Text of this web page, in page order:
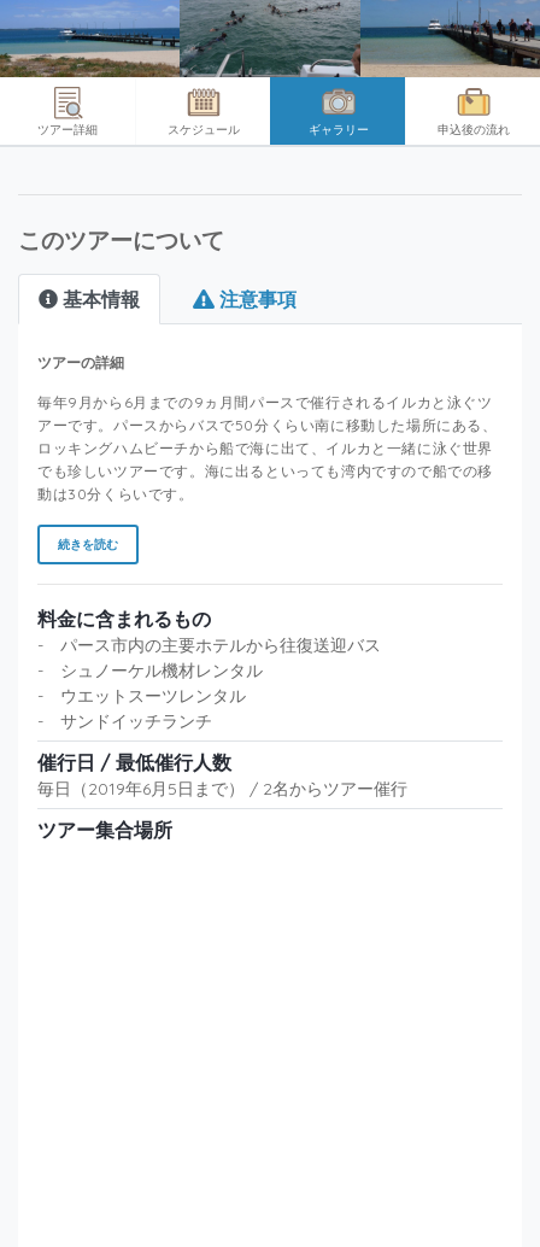
ツアー詳細 スケジュール ギャラリー 申込後の流れ
このツアーについて
基本情報 注意事項
ツアーの詳細
毎年9月から6月までの9ヵ月間パースで催行されるイルカと泳ぐツ
アーです。パースからバスで50分くらい南に移動した場所にある、
ロッキングハムビーチから船で海に出て、イルカと一緒に泳ぐ世界
でも珍しいツアーです。海に出るといっても湾内ですので船での移
動は30分くらいです。
続きを読む
料金に含まれるもの
- パース市内の主要ホテルから往復送迎バス
- シュノーケル機材レンタル
- ウエットスーツレンタル
- サンドイッチランチ
催行日 / 最低催行人数
毎日（2019年6月5日まで） / 2名からツアー催行
ツアー集合場所